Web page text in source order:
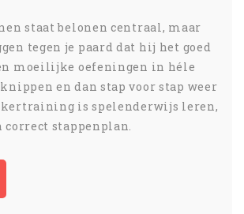
staat belonen centraal, maar
tegen je paard dat hij het goed
moeilijke oefeningen in héle
en dan stap voor stap weer
is spelenderwijs leren,
correct stappenplan.